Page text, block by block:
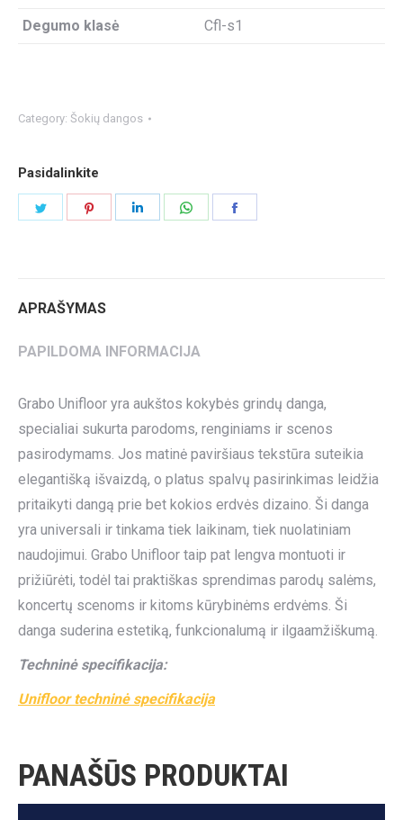
Degumo klasė Cfl-s1
Category: Šokių dangos
Pasidalinkite
APRAŠYMAS
PAPILDOMA INFORMACIJA
Grabo Unifloor yra aukštos kokybės grindų danga,
specialiai sukurta parodoms, renginiams ir scenos
pasirodymams. Jos matinė paviršiaus tekstūra suteikia
elegantišką išvaizdą, o platus spalvų pasirinkimas leidžia
pritaikyti dangą prie bet kokios erdvės dizaino. Ši danga
yra universali ir tinkama tiek laikinam, tiek nuolatiniam
naudojimui. Grabo Unifloor taip pat lengva montuoti ir
prižiūrėti, todėl tai praktiškas sprendimas parodų salėms,
koncertų scenoms ir kitoms kūrybinėms erdvėms. Ši
danga suderina estetiką, funkcionalumą ir ilgaamžiškumą.
Techninė specifikacija:
Unifloor techninė specifikacija
PANAŠŪS PRODUKTAI